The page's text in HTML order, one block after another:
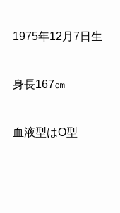
1975年12月7日生
身長167㎝
血液型はO型